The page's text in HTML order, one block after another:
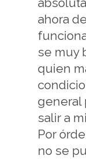
ahora
se muy
quien
general
salir a
Por
no se